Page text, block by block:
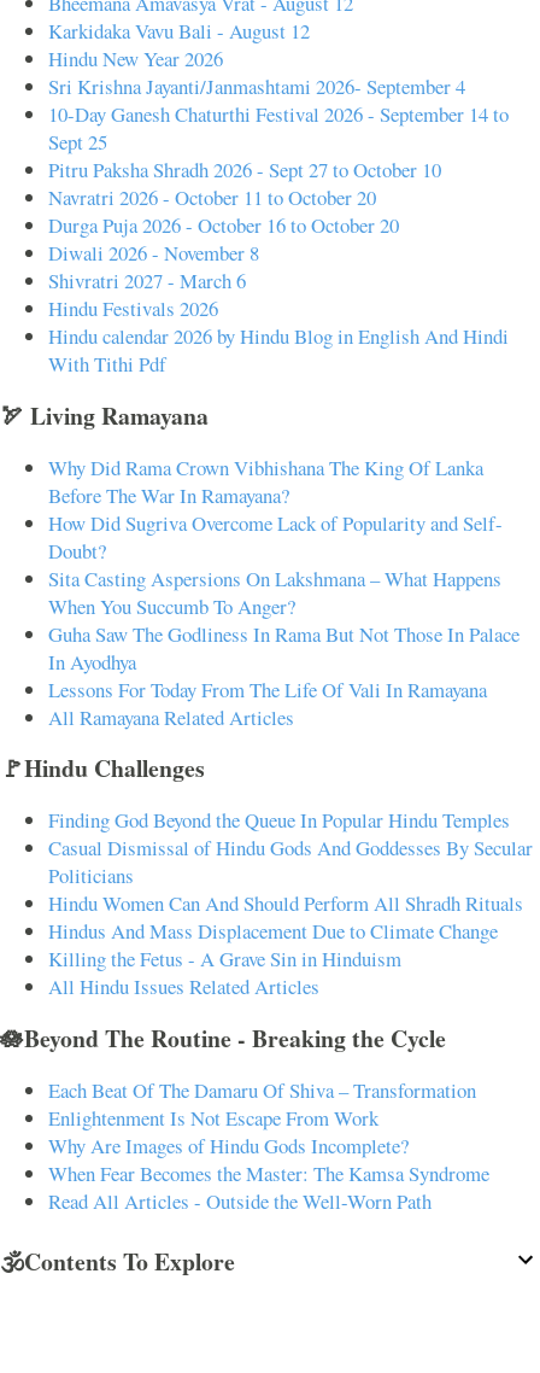
Karkidaka Vavu Bali - August 12
Hindu New Year 2026
Sri Krishna Jayanti/Janmashtami 2026- September 4
10-Day Ganesh Chaturthi Festival 2026 - September 14 to
Sept 25
Pitru Paksha Shradh 2026 - Sept 27 to October 10
Navratri 2026 - October 11 to October 20
Durga Puja 2026 - October 16 to October 20
Diwali 2026 - November 8
Shivratri 2027 - March 6
Hindu Festivals 2026
Hindu calendar 2026 by Hindu Blog in English And Hindi
With Tithi Pdf
🏹 Living Ramayana
Why Did Rama Crown Vibhishana The King Of Lanka
Before The War In Ramayana?
How Did Sugriva Overcome Lack of Popularity and Self-
Doubt?
Sita Casting Aspersions On Lakshmana – What Happens
When You Succumb To Anger?
Guha Saw The Godliness In Rama But Not Those In Palace
In Ayodhya
Lessons For Today From The Life Of Vali In Ramayana
All Ramayana Related Articles
🚩Hindu Challenges
Finding God Beyond the Queue In Popular Hindu Temples
Casual Dismissal of Hindu Gods And Goddesses By Secular
Politicians
Hindu Women Can And Should Perform All Shradh Rituals
Hindus And Mass Displacement Due to Climate Change
Killing the Fetus - A Grave Sin in Hinduism
All Hindu Issues Related Articles
🪷Beyond The Routine - Breaking the Cycle
Each Beat Of The Damaru Of Shiva – Transformation
Enlightenment Is Not Escape From Work
Why Are Images of Hindu Gods Incomplete?
When Fear Becomes the Master: The Kamsa Syndrome
Read All Articles - Outside the Well-Worn Path
🕉️Contents To Explore